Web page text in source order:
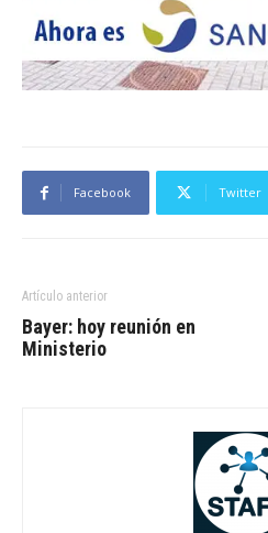
Facebook Twitter
Artículo anterior
Bayer: hoy reunión en
Ministerio